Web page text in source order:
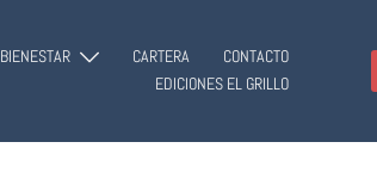
BIENESTAR CARTERA
CONTACTO
EDICIONES EL GRILLO